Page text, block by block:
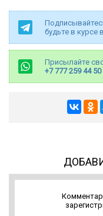
будьте в курсе
Присылайте
+7 777 259 44 50